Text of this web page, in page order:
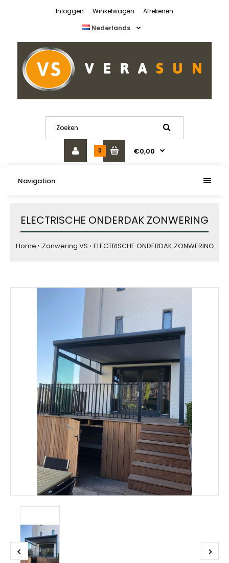
Inloggen Winkelwagen
Afrekenen
Nederlands
0 €0,00
Navigation
ELECTRISCHE ONDERDAK ZONWERING
Home Zonwering VS ELECTRISCHE ONDERDAK ZONWERING